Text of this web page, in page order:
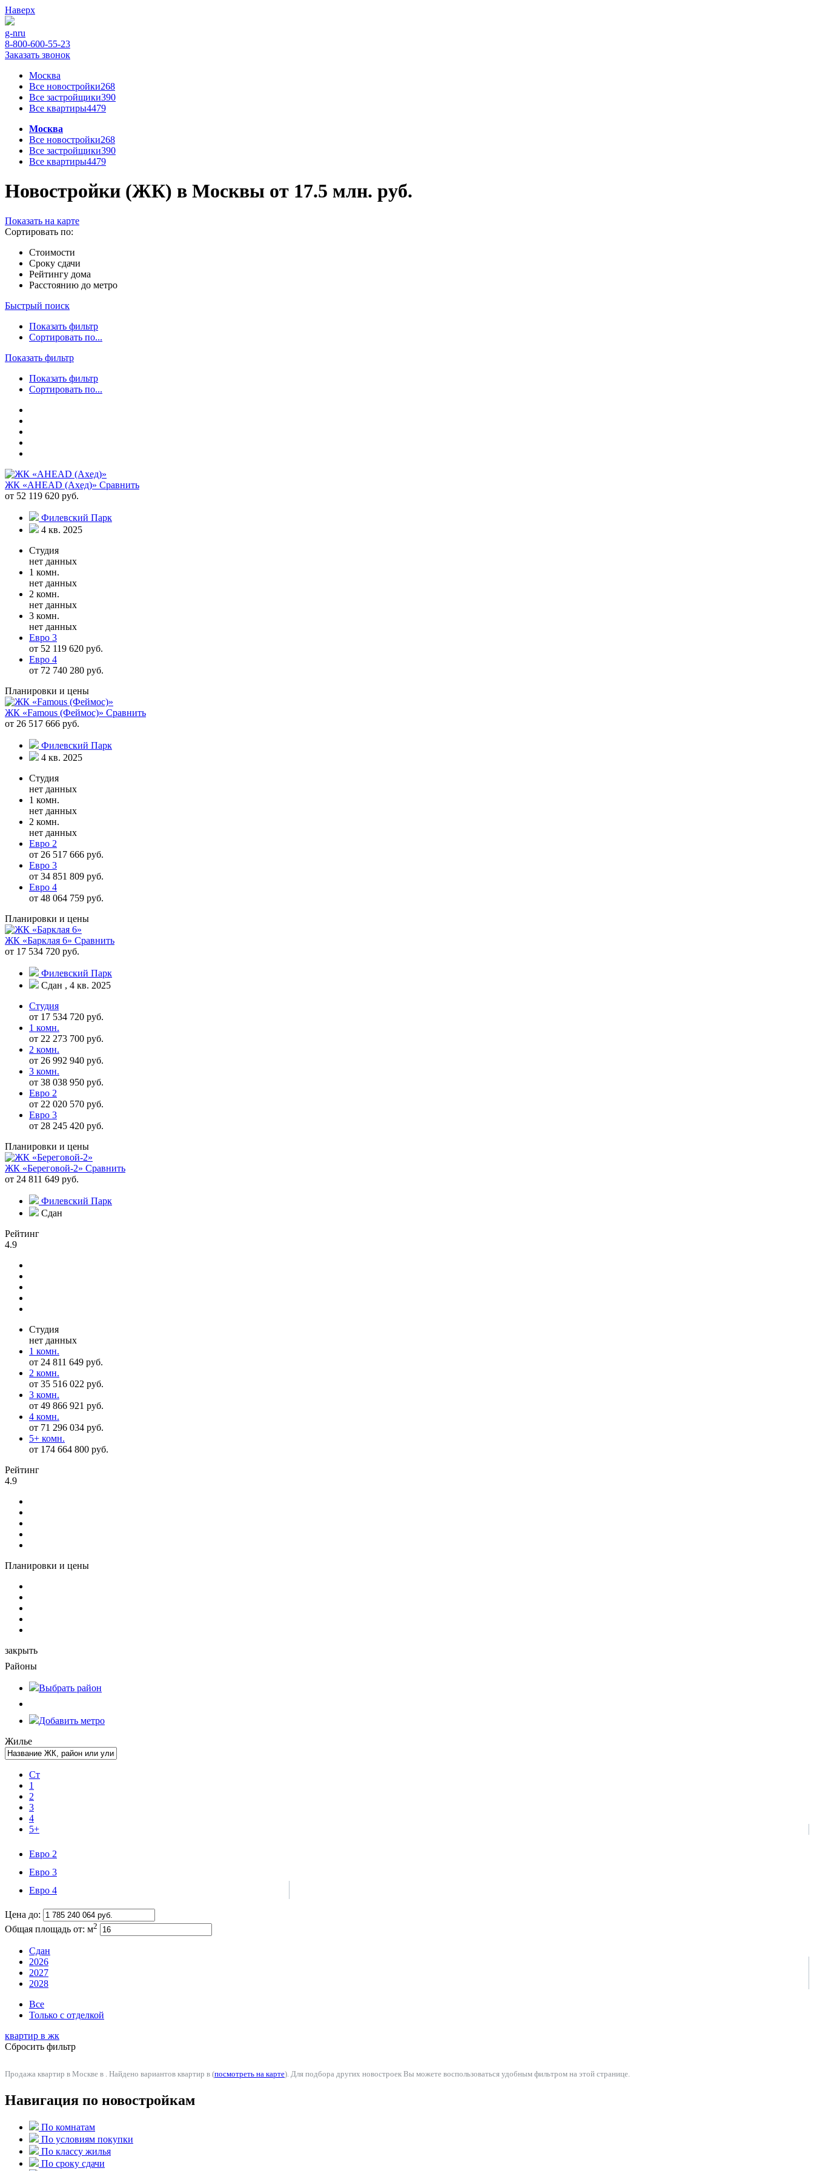
Наверх
g-nru
8-800-600-55-23
Заказать звонок
Москва
Все новостройки268
Все застройщики390
Все квартиры4479
Москва
Все новостройки268
Все застройщики390
Все квартиры4479
Новостройки (ЖК) в Москвы от 17.5 млн. руб.
Показать на карте
Сортировать по:
Стоимости
Сроку сдачи
Рейтингу дома
Расстоянию до метро
Быстрый поиск
Показать фильтр
Сортировать по...
Показать фильтр
Показать фильтр
Сортировать по...
ЖК «AHEAD (Ахед)» Сравнить
от 52 119 620 руб.
Филевский Парк
4 кв. 2025
Студия
нет данных
1 комн.
нет данных
2 комн.
нет данных
3 комн.
нет данных
Евро 3
от 52 119 620 руб.
Евро 4
от 72 740 280 руб.
Планировки и цены
ЖК «Famous (Феймос)» Сравнить
от 26 517 666 руб.
Филевский Парк
4 кв. 2025
Студия
нет данных
1 комн.
нет данных
2 комн.
нет данных
Евро 2
от 26 517 666 руб.
Евро 3
от 34 851 809 руб.
Евро 4
от 48 064 759 руб.
Планировки и цены
ЖК «Барклая 6» Сравнить
от 17 534 720 руб.
Филевский Парк
Сдан , 4 кв. 2025
Студия
от 17 534 720 руб.
1 комн.
от 22 273 700 руб.
2 комн.
от 26 992 940 руб.
3 комн.
от 38 038 950 руб.
Евро 2
от 22 020 570 руб.
Евро 3
от 28 245 420 руб.
Планировки и цены
ЖК «Береговой-2» Сравнить
от 24 811 649 руб.
Филевский Парк
Сдан
Рейтинг
4.9
Студия
нет данных
1 комн.
от 24 811 649 руб.
2 комн.
от 35 516 022 руб.
3 комн.
от 49 866 921 руб.
4 комн.
от 71 296 034 руб.
5+ комн.
от 174 664 800 руб.
Рейтинг
4.9
Планировки и цены
закрыть
Районы
Выбрать район
Добавить метро
Жилье
Ст
1
2
3
4
5+
Евро 2
Евро 3
Евро 4
Цена до:
Общая площадь от: м2
Сдан
2026
2027
2028
Все
Только с отделкой
квартир в жк
Сбросить фильтр
Продажа квартир в Москве в . Найдено вариантов квартир в (посмотреть на карте). Для подбора других новостроек Вы можете воспользоваться удобным фильтром на этой странице.
Навигация по новостройкам
По комнатам
По условиям покупки
По классу жилья
По сроку сдачи